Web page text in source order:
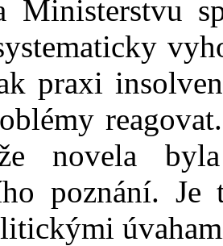
Ministerstvu
praxi
novela byla
poznání. Je